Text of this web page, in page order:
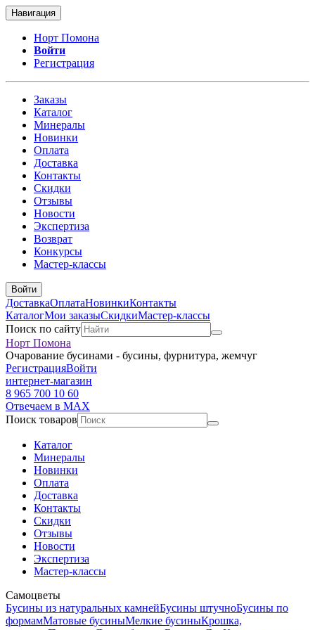
Навигация
Норт Помона
Войти
Регистрация
Заказы
Каталог
Минералы
Новинки
Оплата
Доставка
Контакты
Скидки
Отзывы
Новости
Экспертиза
Возврат
Конкурсы
Мастер-классы
Войти
ДоставкаОплатаНовинкиКонтакты
КаталогМои заказыСкидкиМастер-классы
Поиск по сайту
Норт Помона
Очарование бусинами - бусины, фурнитура, жемчуг
РегистрацияВойти
интернет-магазин
8 965 700 10 60
Отвечаем в MAX
Поиск товаров
Каталог
Минералы
Новинки
Оплата
Доставка
Контакты
Скидки
Отзывы
Новости
Экспертиза
Мастер-классы
Самоцветы
Бусины из натуральных камнейБусины штучноБусины по
формамМатовые бусиныМелкие бусиныКрошка,